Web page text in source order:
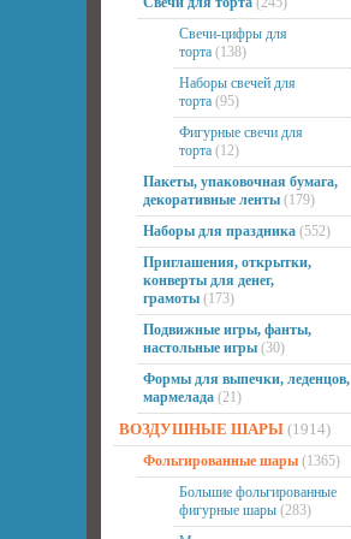
Свечи-цифры для
торта (138)
Наборы свечей для
торта (95)
Фигурные свечи для
торта (12)
Пакеты, упаковочная бумага,
декоративные ленты (179)
Наборы для праздника (552)
Приглашения, открытки,
конверты для денег,
грамоты (173)
Подвижные игры, фанты,
настольные игры (30)
Формы для выпечки, леденцов,
мармелада (21)
ВОЗДУШНЫЕ ШАРЫ (1914)
Фольгированные шары (1365)
Большие фольгированные
фигурные шары (283)